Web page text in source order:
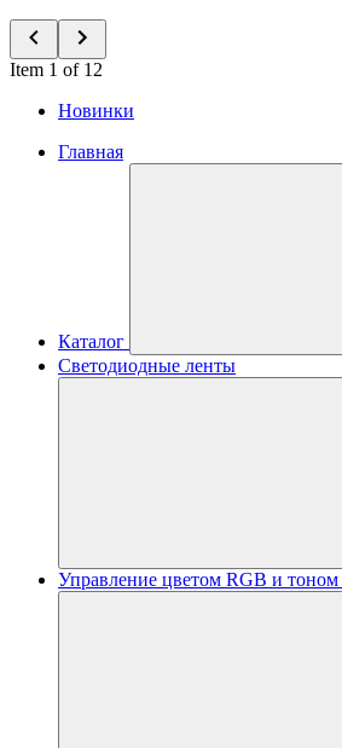
Item 1 of 12
Новинки
Главная
Каталог
Светодиодные ленты
Управление цветом RGB и